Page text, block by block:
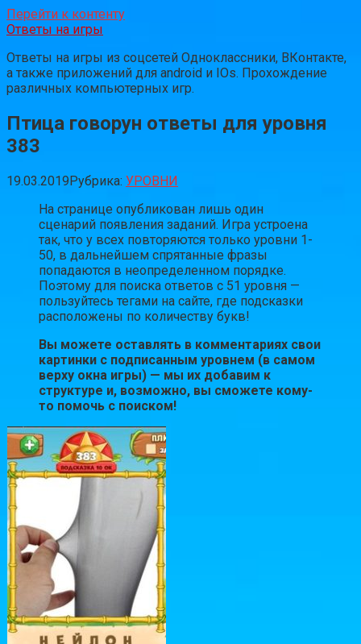
Перейти к контенту
Ответы на игры
Ответы на игры из соцсетей Одноклассники, ВКонтакте,
а также приложений для android и IOs. Прохождение
различных компьютерных игр.
Птица говорун ответы для уровня
383
19.03.2019Рубрика: УРОВНИ
На странице опубликован лишь один
сценарий появления заданий. Игра устроена
так, что у всех повторяются только уровни 1-
50, в дальнейшем спрятанные фразы
попадаются в неопределенном порядке.
Поэтому для поиска ответов с 51 уровня —
пользуйтесь тегами на сайте, где подсказки
расположены по количеству букв!
Вы можете оставлять в комментариях свои
картинки с подписанным уровнем (в самом
верху окна игры) — мы их добавим к
структуре и, возможно, вы сможете кому-
то помочь с поиском!